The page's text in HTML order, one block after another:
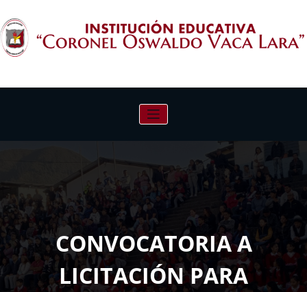
al
contenido
CONVOCATORIA A
LICITACIÓN PARA